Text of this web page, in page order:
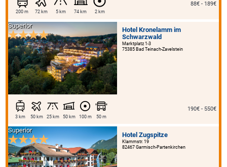
200 m 72 km 5 km 74 km 2 km
88€ - 189€
Hotel Kronelamm im
Schwarzwald
Marktplatz 1-3
75385 Bad Teinach-Zavelstein
Superior
3 km 50 km 25 km 50 km 100 m 50 m
190€ - 550€
Hotel Zugspitze
Klammstr. 19
82467 Garmisch-Partenkirchen
Superior